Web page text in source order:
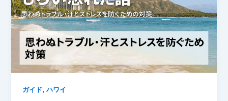
ガイド,ハワイ